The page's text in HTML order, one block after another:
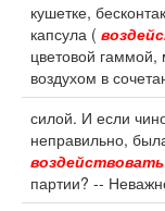
кушетке,
капсула (
цветовой
воздухом в
силой. И если
неправильно,
воздействовать
партии? --